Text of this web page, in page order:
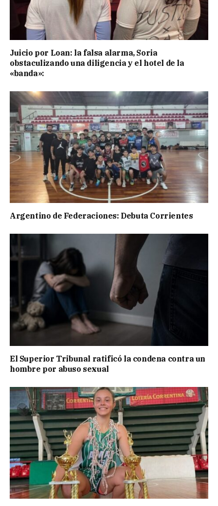
Juicio por Loan: la falsa alarma, Soria
obstaculizando una diligencia y el hotel de la
«banda»:
Argentino de Federaciones: Debuta Corrientes
El Superior Tribunal ratificó la condena contra un
hombre por abuso sexual